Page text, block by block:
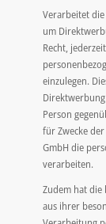
Verarbeitet
um
Recht,
einzulegen.
Person
für Zwecke
GmbH die
verarbeiten.
Zudem hat die
aus ihrer